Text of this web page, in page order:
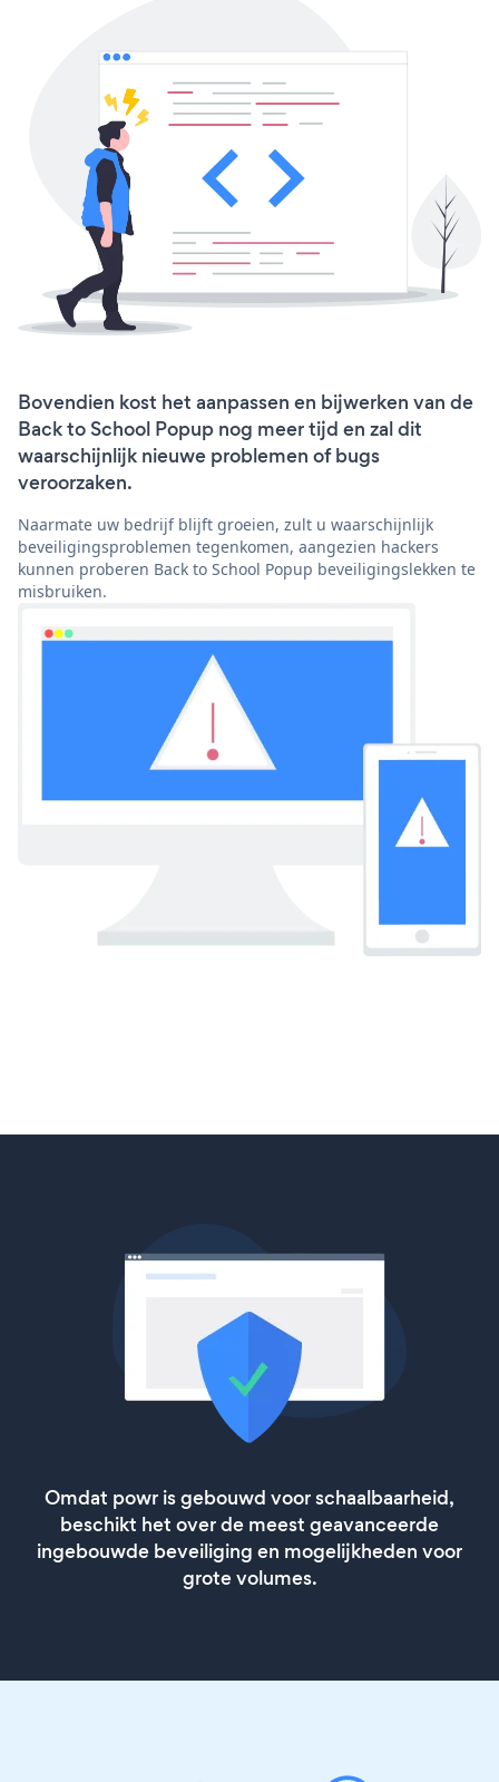
Bovendien kost het aanpassen en bijwerken van de
Back to School Popup nog meer tijd en zal dit
waarschijnlijk nieuwe problemen of bugs
veroorzaken.
Naarmate uw bedrijf blijft groeien, zult u waarschijnlijk
beveiligingsproblemen tegenkomen, aangezien hackers
kunnen proberen Back to School Popup beveiligingslekken te
misbruiken.
Omdat powr is gebouwd voor schaalbaarheid,
beschikt het over de meest geavanceerde
ingebouwde beveiliging en mogelijkheden voor
grote volumes.